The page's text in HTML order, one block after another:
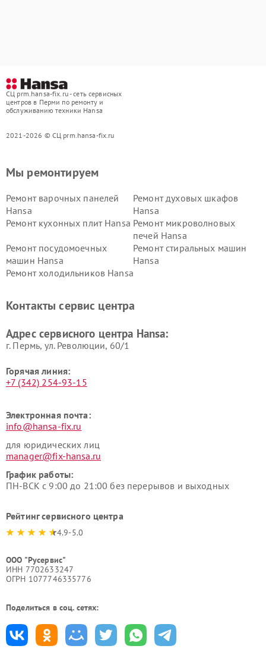
СЦ prm.hansa-fix.ru - сеть сервисных
центров в Перми по ремонту и
обслуживанию техники Hansa
2021-2026 © СЦ prm.hansa-fix.ru
Мы ремонтируем
Ремонт варочных панелей
Hansa
Ремонт духовых шкафов
Hansa
Ремонт кухонных плит Hansa Ремонт микроволновых
печей Hansa
Ремонт посудомоечных
машин Hansa
Ремонт стиральных машин
Hansa
Ремонт холодильников Hansa
Контакты сервис центра
Адрес сервисного центра Hansa:
г. Пермь, ул. ​Революции, 60/1
Горячая линия:
+7 (342) 254-93-15
Электронная почта:
info@hansa-fix.ru
для юридических лиц
manager@fix-hansa.ru
График работы:
ПН-ВСК с 9:00 до 21:00 без перерывов и выходных
Рейтинг сервисного центра
4.9-5.0
ООО "Русервис"
ИНН 7702633247
ОГРН 1077746335776
Поделиться в соц. сетях: